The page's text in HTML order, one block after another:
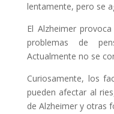
lentamente, pero se
El Alzheimer
problemas de
Actualmente no se
Curiosamente, los
pueden afectar al
de Alzheimer y otras